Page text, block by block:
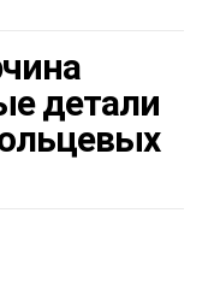
детали